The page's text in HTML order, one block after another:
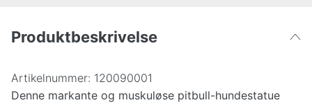
Produktbeskrivelse
Artikelnummer: 120090001
Denne markante og muskuløse pitbull-hundestatue